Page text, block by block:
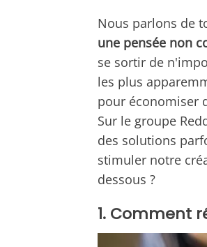
Nous parlons de
une pensée non
se sortir de
les plus
pour économiser
Sur le groupe
des solutions
stimuler notre
dessous ?
1. Comment